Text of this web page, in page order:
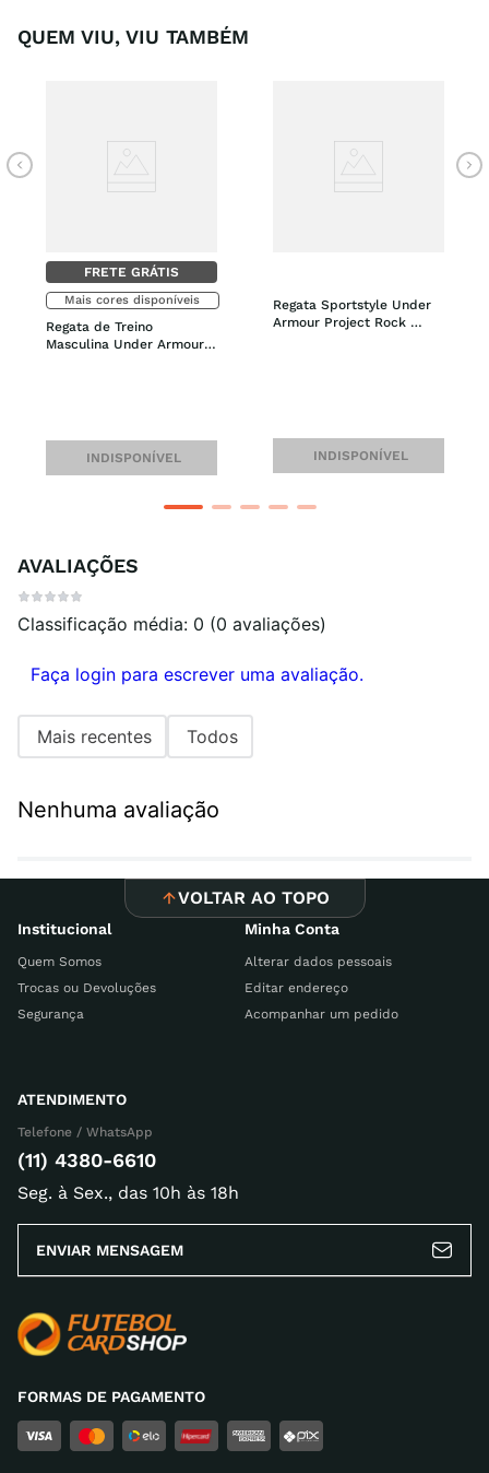
QUEM VIU, VIU TAMBÉM
FRETE GRÁTIS
Mais cores disponíveis
Regata de Treino
Masculina Under Armour
INDISPONÍVEL
Regata Sportstyle Under
Armour Project Rock
INDISPONÍVEL
AVALIAÇÕES
Classificação média: 0 (0 avaliações)
Faça login para escrever uma avaliação.
Mais recentes Todos
Nenhuma avaliação
VOLTAR AO TOPO
Institucional
Quem Somos
Trocas ou Devoluções
Segurança
Minha Conta
Alterar dados pessoais
Editar endereço
Acompanhar um pedido
ATENDIMENTO
Telefone / WhatsApp
(11) 4380-6610
Seg. à Sex., das 10h às 18h
ENVIAR MENSAGEM
FORMAS DE PAGAMENTO